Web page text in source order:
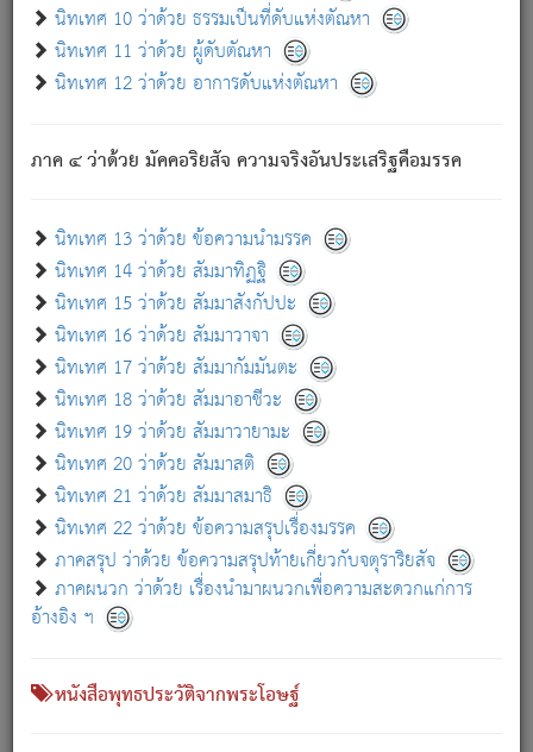
นิทเทศ 10 ว่าด้วย ธรรมเป็นที่ดับแห่งตัณหา
นิทเทศ 11 ว่าด้วย ผู้ดับตัณหา
นิทเทศ 12 ว่าด้วย อาการดับแห่งตัณหา
ภาค ๔ ว่าด้วย มัคคอริยสัจ ความจริงอันประเสริฐคือมรรค
นิทเทศ 13 ว่าด้วย ข้อความนำมรรค
นิทเทศ 14 ว่าด้วย สัมมาทิฏฐิ
นิทเทศ 15 ว่าด้วย สัมมาสังกัปปะ
นิทเทศ 16 ว่าด้วย สัมมาวาจา
นิทเทศ 17 ว่าด้วย สัมมากัมมันตะ
นิทเทศ 18 ว่าด้วย สัมมาอาชีวะ
นิทเทศ 19 ว่าด้วย สัมมาวายามะ
นิทเทศ 20 ว่าด้วย สัมมาสติ
นิทเทศ 21 ว่าด้วย สัมมาสมาธิ
นิทเทศ 22 ว่าด้วย ข้อความสรุปเรื่องมรรค
ภาคสรุป ว่าด้วย ข้อความสรุปท้ายเกี่ยวกับจตุราริยสัจ
ภาคผนวก ว่าด้วย เรื่องนำมาผนวกเพื่อความสะดวกแก่การ
อ้างอิง ฯ
หนังสือพุทธประวัติจากพระโอษฐ์
(ข้อความนี้ เป็นพระพุทธอุทานที่ทรงเปล่งออก ที่โคนต้นโพธิ์
เป็นที่ตรัสรู้ เมื่อตรัสรู้แล้วได้ 7 วัน)
เกี่ยวกับธรรมโฆษณ์ออนไลน์ (Disclaimer)
แม้ระบบ "ธรรมโฆษณ์ออนไลน์" พยายามปรับปรุงข้อมูลให้ถูกต้องมากที่สุด
ผู้ศึกษาก็พึงตรวจสอบกับตัวเล่มหนังสือต้นฉบับ ที่มีการพิมพ์ครั้งล่าสุด
ก่อนนำข้อมูลไปใช้ในการอ้างอิง"
เกี่ยวกับอัตถจารี|เกี่ยวกับการพัฒนา|แจ้งข้อผิดพลาด / แนะนำ
หนังสือที่เกี่ยวข้อง